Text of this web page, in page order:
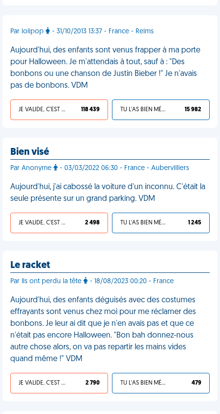
Par lolipop - 31/10/2013 13:37 - France - Reims
Aujourd'hui, des enfants sont venus frapper à ma porte
pour Halloween. Je m'attendais à tout, sauf à : "Des
bonbons ou une chanson de Justin Bieber !" Je n'avais
pas de bonbons. VDM
JE VALIDE, C'EST UNE VDM 118 439 TU L'AS BIEN MÉRITÉ 15 982
Bien visé
Par Anonyme - 03/03/2022 06:30 - France - Aubervilliers
Aujourd'hui, j'ai cabossé la voiture d'un inconnu. C'était la
seule présente sur un grand parking. VDM
JE VALIDE, C'EST UNE VDM 2 498 TU L'AS BIEN MÉRITÉ 1 245
Le racket
Par Ils ont perdu la tête - 18/08/2023 00:20 - France
Aujourd'hui, des enfants déguisés avec des costumes
effrayants sont venus chez moi pour me réclamer des
bonbons. Je leur ai dit que je n'en avais pas et que ce
n'était pas encore Halloween. "Bon bah donnez-nous
autre chose alors, on va pas repartir les mains vides
quand même !" VDM
JE VALIDE, C'EST UNE VDM 2 790 TU L'AS BIEN MÉRITÉ 479